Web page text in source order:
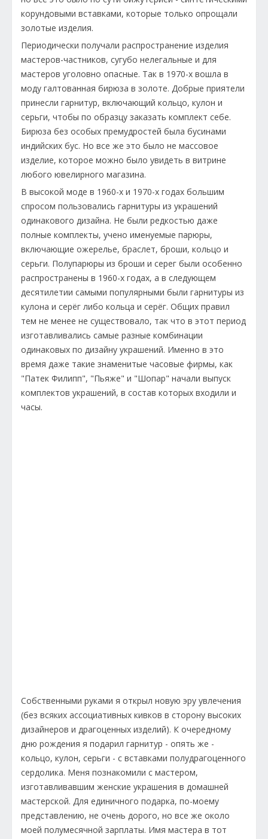
корундовыми вставками, которые только опрощали
золотые изделия.
Периодически получали распространение изделия
мастеров-частников, сугубо нелегальные и для
мастеров уголовно опасные. Так в 1970-х вошла в
моду галтованная бирюза в золоте. Добрые приятели
принесли гарнитур, включающий кольцо, кулон и
серьги, чтобы по образцу заказать комплект себе.
Бирюза без особых премудростей была бусинами
индийских бус. Но все же это было не массовое
изделие, которое можно было увидеть в витрине
любого ювелирного магазина.
В высокой моде в 1960-х и 1970-х годах большим
спросом пользовались гарнитуры из украшений
одинакового дизайна. Не были редкостью даже
полные комплекты, учено именуемые парюры,
включающие ожерелье, браслет, броши, кольцо и
серьги. Полупарюры из броши и серег были особенно
распространены в 1960-х годах, а в следующем
десятилетии самыми популярными были гарнитуры из
кулона и серёг либо кольца и серёг. Общих правил
тем не менее не существовало, так что в этот период
изготавливались самые разные комбинации
одинаковых по дизайну украшений. Именно в это
время даже такие знаменитые часовые фирмы, как
"Патек Филипп", "Пьяже" и "Шопар" начали выпуск
комплектов украшений, в состав которых входили и
часы.
Собственными руками я открыл новую эру увлечения
(без всяких ассоциативных кивков в сторону высоких
дизайнеров и драгоценных изделий). К очередному
дню рождения я подарил гарнитур - опять же -
кольцо, кулон, серьги - с вставками полудрагоценного
сердолика. Меня познакомили с мастером,
изготавливавшим женские украшения в домашней
мастерской. Для единичного подарка, по-моему
представлению, не очень дорого, но все же около
моей полумесячной зарплаты. Имя мастера в тот